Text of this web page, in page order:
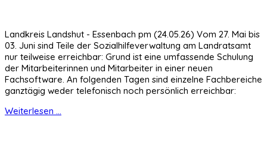
Landkreis Landshut - Essenbach pm (24.05.26) Vom 27. Mai bis
03. Juni sind Teile der Sozialhilfeverwaltung am Landratsamt
nur teilweise erreichbar: Grund ist eine umfassende Schulung
der Mitarbeiterinnen und Mitarbeiter in einer neuen
Fachsoftware. An folgenden Tagen sind einzelne Fachbereiche
ganztägig weder telefonisch noch persönlich erreichbar:
Weiterlesen ...